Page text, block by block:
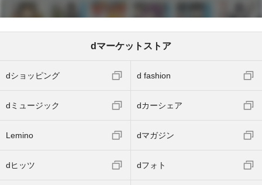
dマーケットストア
dショッピング d fashion
dミュージック dカーシェア
Lemino dマガジン
dヒッツ dフォト